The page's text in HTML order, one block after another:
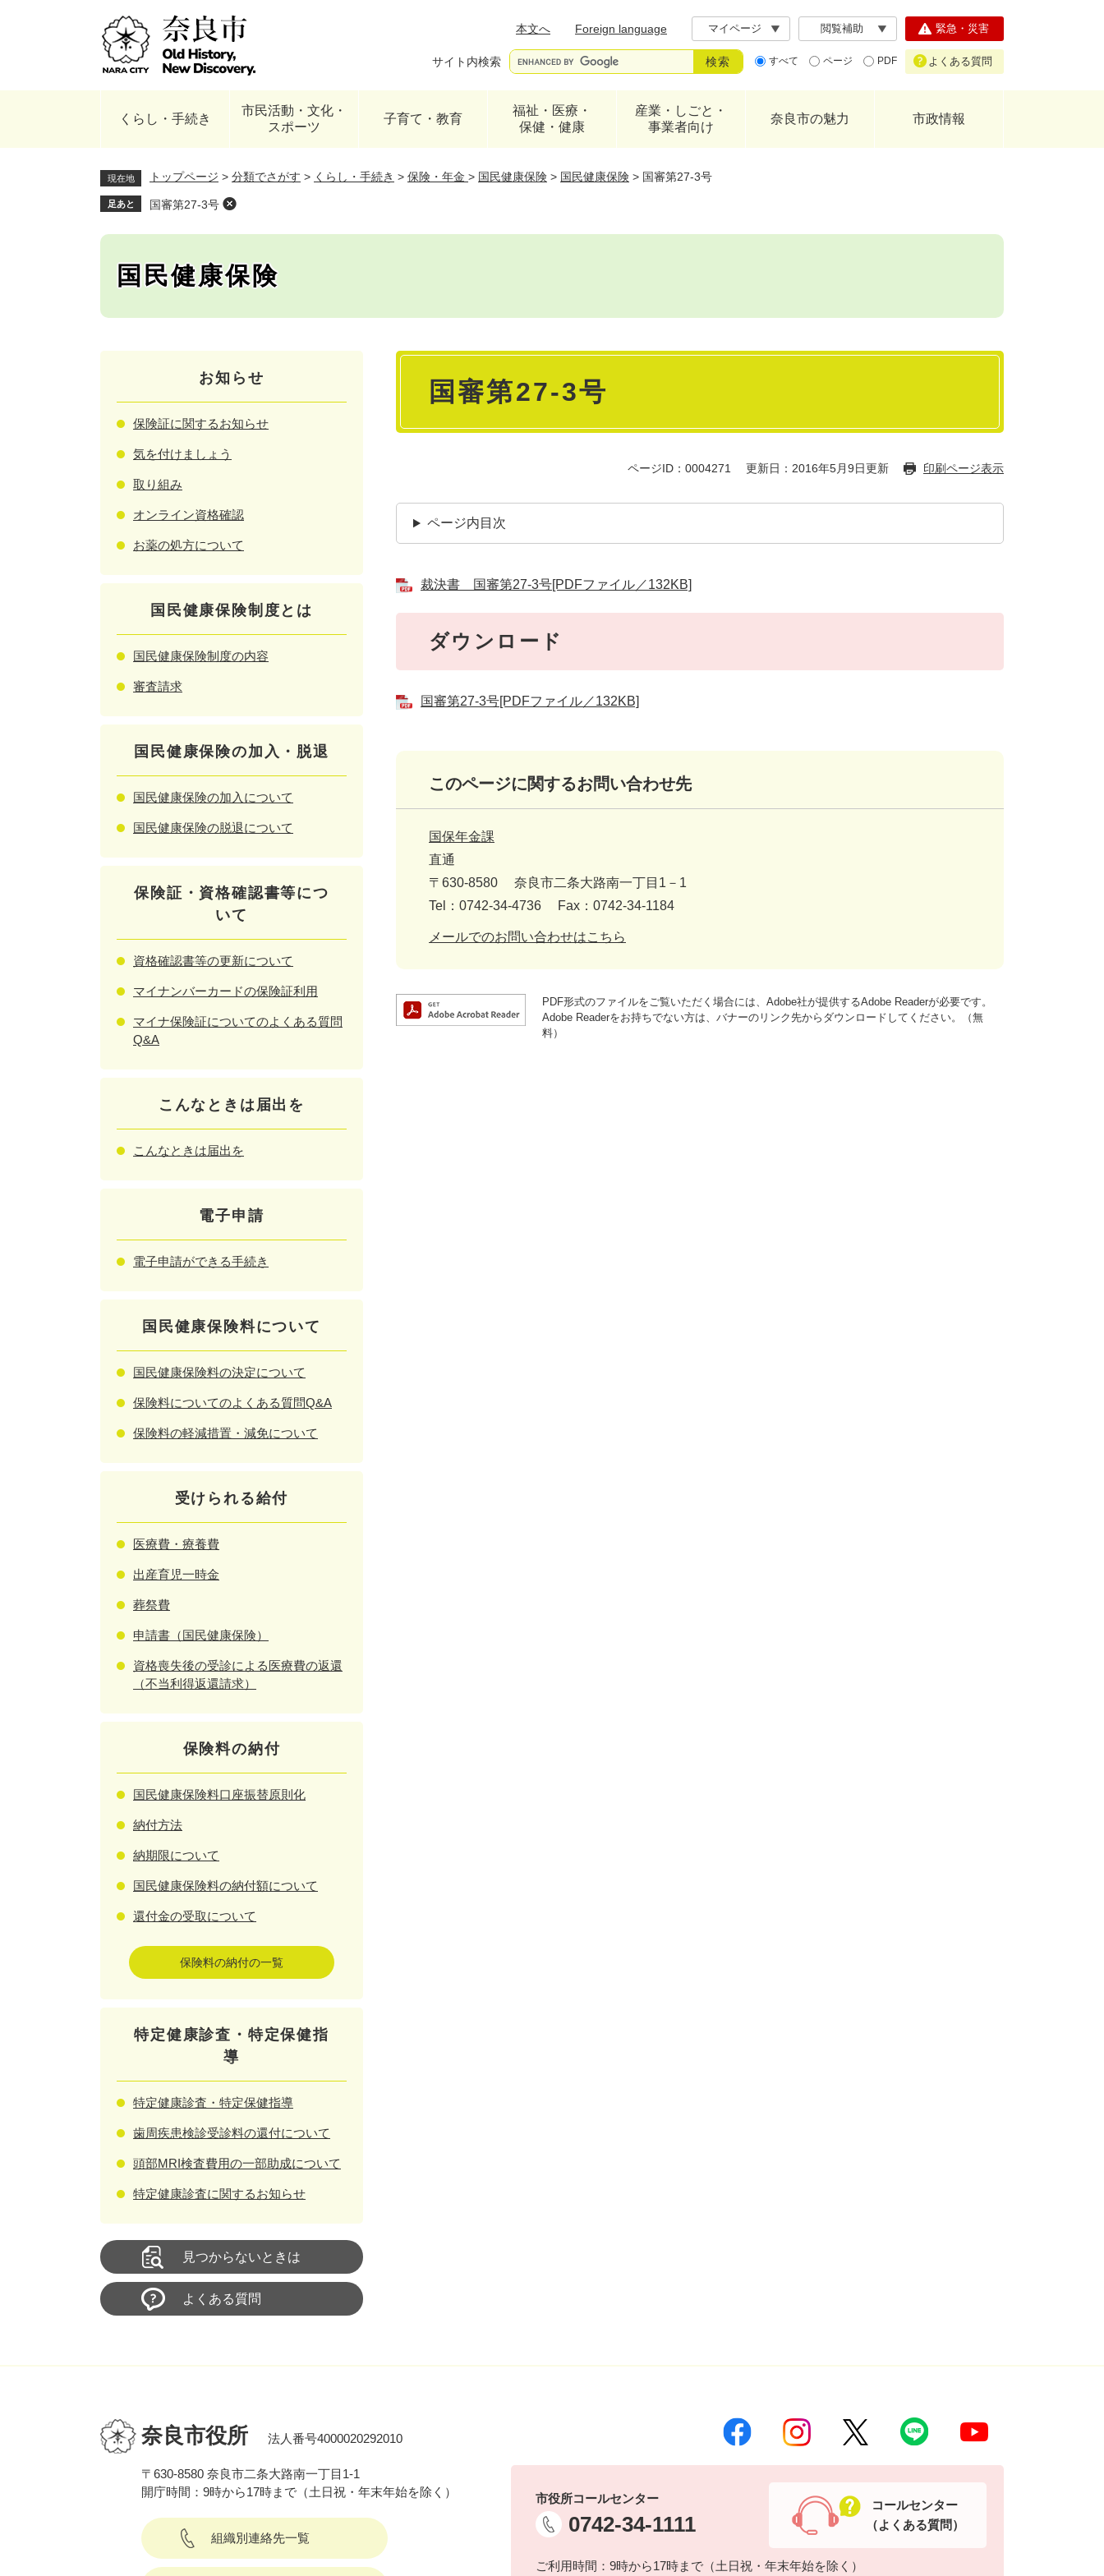
本文へ
Foreign language マイページ 閲覧補助
サイト内検索 すべて ページ PDF
緊急・災害
よくある質問
くらし・手続き
市民活動・文化・
スポーツ
子育て・教育
福祉・医療・
保健・健康
産業・しごと・
事業者向け
奈良市の魅力 市政情報
現在地 トップページ > 分類でさがす > くらし・手続き > 保険・年金 > 国民健康保険 > 国民健康保険 > 国審第27-3号
足あと 国審第27-3号
国民健康保険
本
国審第27-3号
ページID：0004271 更新日：2016年5月9日更新 印刷ページ表示
ページ内目次
裁決書 国審第27-3号[PDFファイル／132KB]
ダウンロード
国審第27-3号[PDFファイル／132KB]
このページに関するお問い合わせ先
国保年金課
直通
〒630-8580
奈良市二条大路南一丁目1－1
Tel：0742-34-4736
Fax：0742-34-1184
メールでのお問い合わせはこちら
PDF形式のファイルをご覧いただく場合には、Adobe社が提供するAdobe Readerが必要です。
Adobe Readerをお持ちでない方は、バナーのリンク先からダウンロードしてください。（無
料）
お知らせ
保険証に関するお知らせ
気を付けましょう
取り組み
オンライン資格確認
お薬の処方について
国民健康保険制度とは
国民健康保険制度の内容
審査請求
国民健康保険の加入・脱退
国民健康保険の加入について
国民健康保険の脱退について
保険証・資格確認書等につ
いて
資格確認書等の更新について
マイナンバーカードの保険証利用
マイナ保険証についてのよくある質問
Q&A
こんなときは届出を
こんなときは届出を
電子申請
電子申請ができる手続き
国民健康保険料について
国民健康保険料の決定について
保険料についてのよくある質問Q&A
保険料の軽減措置・減免について
受けられる給付
医療費・療養費
出産育児一時金
葬祭費
申請書（国民健康保険）
資格喪失後の受診による医療費の返還
（不当利得返還請求）
保険料の納付
国民健康保険料口座振替原則化
納付方法
納期限について
国民健康保険料の納付額について
還付金の受取について
保険料の納付の一覧
特定健康診査・特定保健指
導
特定健康診査・特定保健指導
歯周疾患検診受診料の還付について
頭部MRI検査費用の一部助成について
特定健康診査に関するお知らせ
見つからないときは
よくある質問
奈良市役所 法人番号4000020292010
〒630-8580 奈良市二条大路南一丁目1-1
開庁時間：9時から17時まで（土日祝・年末年始を除く）
組織別連絡先一覧
市役所コールセンター
0742-34-1111
ご利用時間：9時から17時まで（土日祝・年末年始を除く）
コールセンター
（よくある質問）